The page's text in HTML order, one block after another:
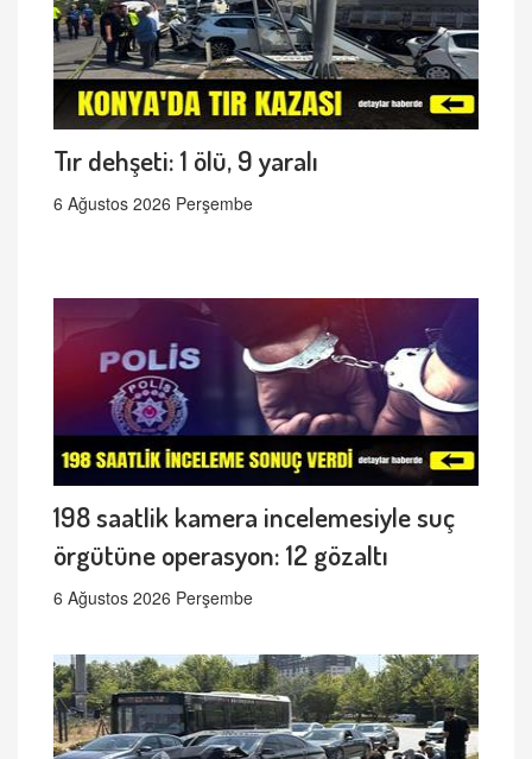
Tır dehşeti: 1 ölü, 9 yaralı
6 Ağustos 2026 Perşembe
198 saatlik kamera incelemesiyle suç
örgütüne operasyon: 12 gözaltı
6 Ağustos 2026 Perşembe